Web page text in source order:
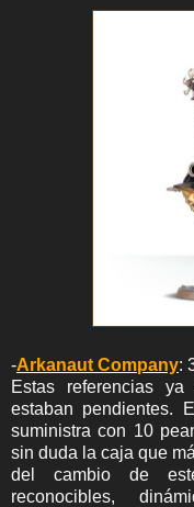
-Arkanaut Company:
Estas referencias
estaban pendientes.
suministra con 10
sin duda la caja que
del cambio de
reconocibles,